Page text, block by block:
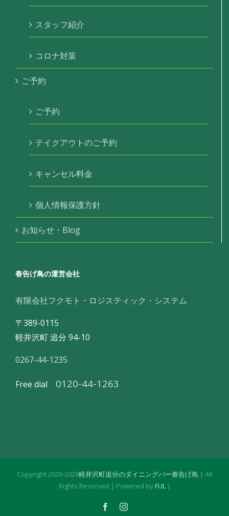
スタッフ紹介
コロナ対策
ご予約
ご予約
テイクアウトのご予約
キャンセル料金
個人情報保護方針
お知らせ・Blog
春告げ鳥の運営会社
有限会社フクモト・ロジスティック・システム
〒389-0115
軽井沢町 追分 94-10
0267-44-1235
Free dial 0120-44-1263
Copyright 2020-2026軽井沢町追分のダイニングバー春告げ鳥 | All
Rights Reserved | Powered byFUL|
facebookinstagram